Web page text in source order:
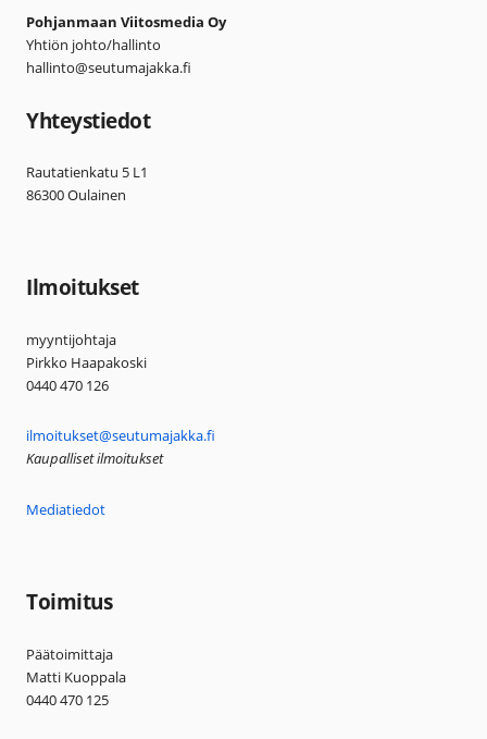
Pohjanmaan Viitosmedia Oy
Yhtiön johto/hallinto
hallinto@seutumajakka.fi
Yhteystiedot
Rautatienkatu 5 L1
86300 Oulainen
Ilmoitukset
myyntijohtaja
Pirkko Haapakoski
0440 470 126
ilmoitukset@seutumajakka.fi
Kaupalliset ilmoitukset
Mediatiedot
Toimitus
Päätoimittaja
Matti Kuoppala
0440 470 125